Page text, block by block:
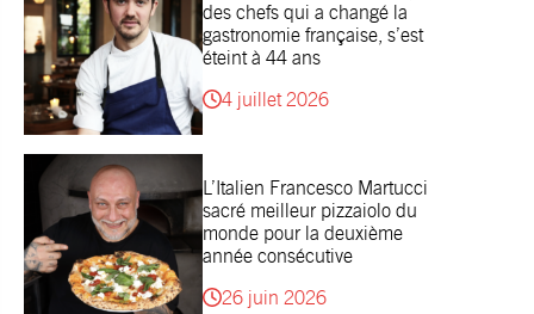
des chefs qui a changé la
gastronomie française, s’est
éteint à 44 ans
4 juillet 2026
L’Italien Francesco Martucci
sacré meilleur pizzaiolo du
monde pour la deuxième
année consécutive
26 juin 2026